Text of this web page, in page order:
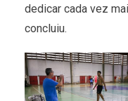
dedicar cada vez
concluiu.